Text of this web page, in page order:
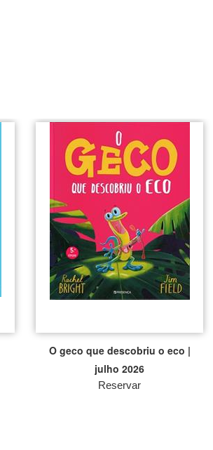
O geco que descobriu o eco |
julho 2026
Reservar